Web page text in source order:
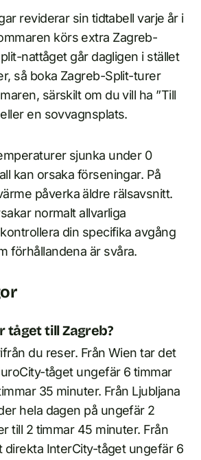
reviderar sin tidtabell varje år i
körs extra Zagreb-
nattåget går dagligen i stället
så boka Zagreb-Split-turer
särskilt om du vill ha ”Till
en sovvagnsplats.
sjunka under 0
kan orsaka förseningar. På
påverka äldre rälsavsnitt.
normalt allvarliga
din specifika avgång
förhållandena är svåra.
tåget till Zagreb?
du reser. Från Wien tar det
tåget ungefär 6 timmar
35 minuter. Från Ljubljana
hela dagen på ungefär 2
till 2 timmar 45 minuter. Från
direkta InterCity-tåget ungefär 6